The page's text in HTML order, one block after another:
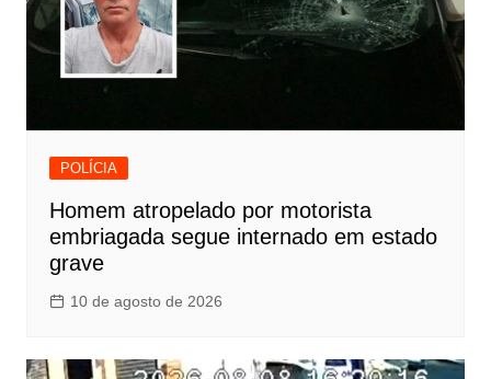
POLÍCIA
Homem atropelado por motorista
embriagada segue internado em estado
grave
10 de agosto de 2026